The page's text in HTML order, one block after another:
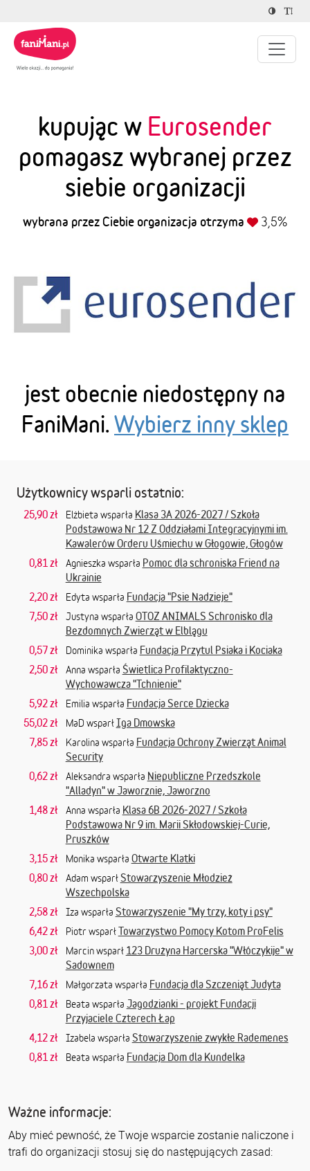
kupując w Eurosender
pomagasz wybranej przez
siebie organizacji
wybrana przez Ciebie organizacja otrzyma 3,5%
jest obecnie niedostępny na
FaniMani. Wybierz inny sklep
Użytkownicy wsparli ostatnio:
25,90 zł Elżbieta wsparła Klasa 3A 2026-2027 / Szkoła
Podstawowa Nr 12 Z Oddziałami Integracyjnymi im.
Kawalerów Orderu Uśmiechu w Głogowie, Głogów
0,81 zł
Agnieszka wsparła Pomoc dla schroniska Friend na
Ukrainie
2,20 zł
Edyta wsparła Fundacja "Psie Nadzieje"
7,50 zł
Justyna wsparła OTOZ ANIMALS Schronisko dla
Bezdomnych Zwierząt w Elblągu
0,57 zł
Dominika wsparła Fundacja Przytul Psiaka i Kociaka
2,50 zł
Anna wsparła Świetlica Profilaktyczno-
Wychowawcza "Tchnienie"
5,92 zł
Emilia wsparła Fundacja Serce Dziecka
55,02 zł
MaD wsparłIga Dmowska
7,85 zł
Karolina wsparła Fundacja Ochrony Zwierząt Animal
Security
0,62 zł
Aleksandra wsparła Niepubliczne Przedszkole
"Alladyn" w Jaworznie, Jaworzno
1,48 zł
Anna wsparła Klasa 6B 2026-2027 / Szkoła
Podstawowa Nr 9 im. Marii Skłodowskiej-Curie,
Pruszków
3,15 zł
Monika wsparła Otwarte Klatki
0,80 zł
Adam wsparł Stowarzyszenie Młodzież
Wszechpolska
2,58 zł
Iza wsparła Stowarzyszenie "My trzy, koty i psy"
6,42 zł
Piotr wsparłTowarzystwo Pomocy Kotom ProFelis
3,00 zł
Marcin wsparł 123 Drużyna Harcerska "Włóczykije" w
Sadownem
7,16 zł
Małgorzata wsparła Fundacja dla Szczeniąt Judyta
0,81 zł
Beata wsparła Jagodzianki - projekt Fundacji
Przyjaciele Czterech Łap
4,12 zł
Izabela wsparła Stowarzyszenie zwykłe Rademenes
0,81 zł
Beata wsparła Fundacja Dom dla Kundelka
Ważne informacje:
Aby mieć pewność, że Twoje wsparcie zostanie naliczone i
trafi do organizacji stosuj się do następujących zasad: